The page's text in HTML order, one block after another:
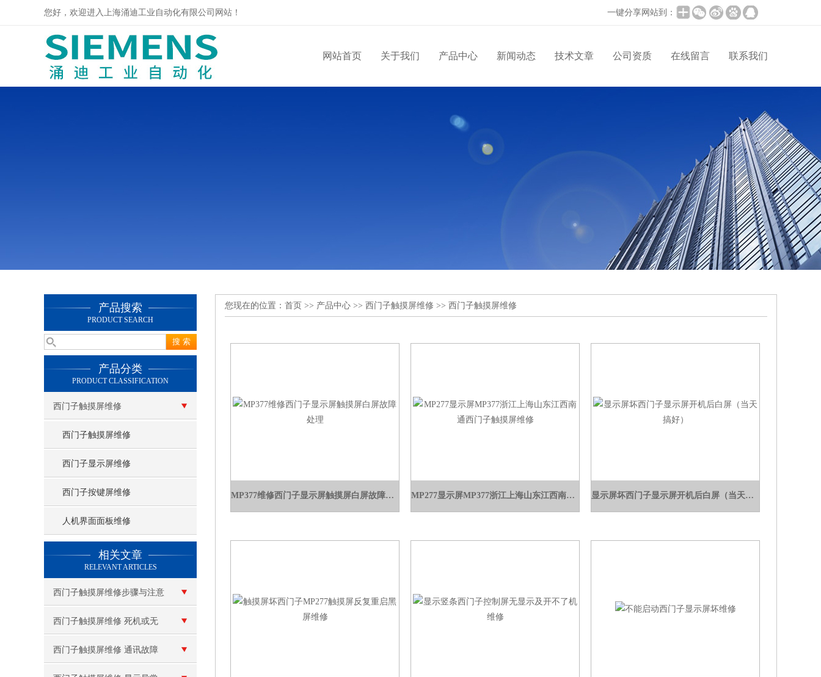
您好，欢迎进入上海涌迪工业自动化有限公司网站！ 一键分享网站到：
网站首页 关于我们 产品中心 新闻动态 技术文章 公司资质 在线留言 联系我们
产品搜索
PRODUCT SEARCH
产品分类
PRODUCT CLASSIFICATION
西门子触摸屏维修
西门子触摸屏维修
西门子显示屏维修
西门子按键屏维修
人机界面面板维修
相关文章
RELEVANT ARTICLES
西门子触摸屏维修步骤与注意
事项
西门子触摸屏维修 死机或无
法启动
西门子触摸屏维修 通讯故障
您现在的位置： 首页 >> 产品中心 >> 西门子触摸屏维修 >> 西门子触摸屏维修
MP377维修西门子显示屏触摸屏白屏故障处理 MP277显示屏MP377浙江上海山东江西南通西门子触摸屏维修 显示屏坏西门子显示屏开机后白屏（当天搞好）